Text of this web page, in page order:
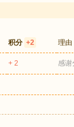
积分 +2 理由
+ 2 感谢